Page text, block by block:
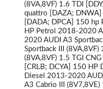
(8VA,8VF) 1.6 TDI
quattro [DAZA; DNWA]
[DADA; DPCA] 150
HP Petrol 2018-2020
2020 AUDI A3
Sportback III
(8VA,8VF) 1.5 TGI
[CRLB; DCYA] 150
Diesel 2013-2020
A3 Cabrio III (8V7,8VE)